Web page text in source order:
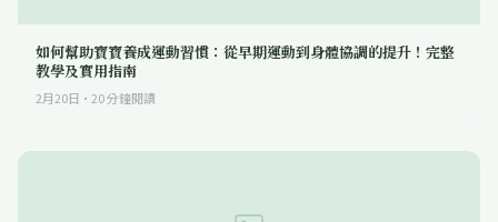
如何幫助寶寶養成運動習慣：從早期運動到身體協調的提升！完整
教學及實用指南
2月20日 · 20分鐘閱讀